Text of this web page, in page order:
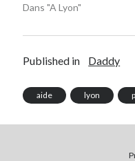
Dans "A Lyon"
Published in Daddy
aide lyon